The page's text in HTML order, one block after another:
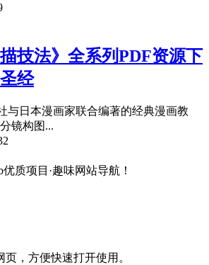
描技法》全系列PDF资源下
经
与日本漫画家联合编著的经典漫画教
镜构图...
质项目·趣味网站导航！
页，方便快速打开使用。